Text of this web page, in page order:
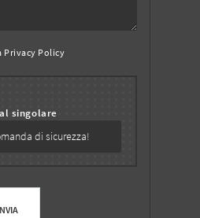
Privacy Policy
singolare